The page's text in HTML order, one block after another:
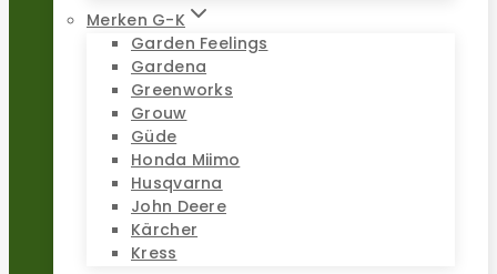
Merken G-K
Garden Feelings
Gardena
Greenworks
Grouw
Güde
Honda Miimo
Husqvarna
John Deere
Kärcher
Kress